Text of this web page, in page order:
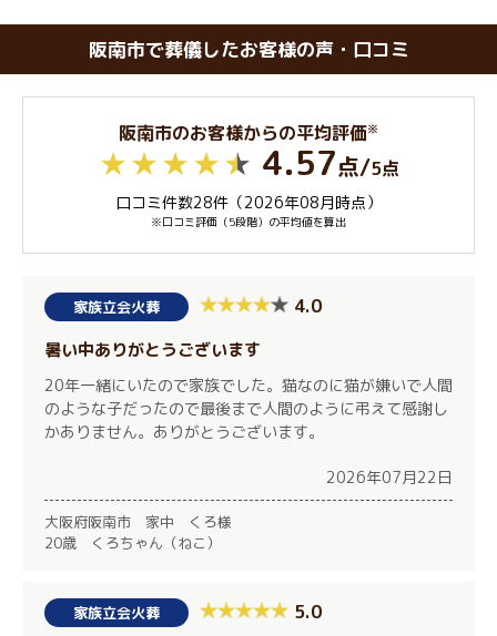
阪南市で葬儀したお客様の声・口コミ
阪南市のお客様からの平均評価※
4.57点/5点
口コミ件数28件（2026年08月時点）
※口コミ評価（5段階）の平均値を算出
家族立会火葬 4.0
暑い中ありがとうございます
20年一緒にいたので家族でした。猫なのに猫が嫌いで人間
のような子だったので最後まで人間のように弔えて感謝し
かありません。ありがとうございます。
2026年07月22日
大阪府阪南市 家中 くろ様
20歳 くろちゃん（ねこ）
家族立会火葬 5.0